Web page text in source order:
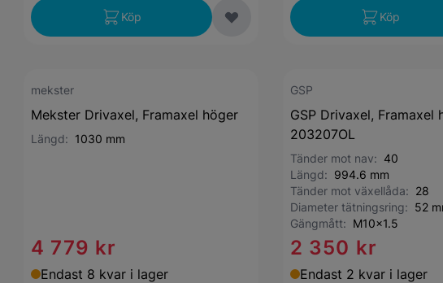
Köp Köp
mekster
Mekster Drivaxel, Framaxel höger
Längd: 1030 mm
4 779 kr
Endast 8 kvar i lager
GSP
GSP Drivaxel, Framaxel
203207OL
Tänder mot nav: 40
Längd: 994.6 mm
Tänder mot växellåda: 28
Diameter tätningsring: 52
Gängmått: M10x1.5
2 350 kr
Endast 2 kvar i lager